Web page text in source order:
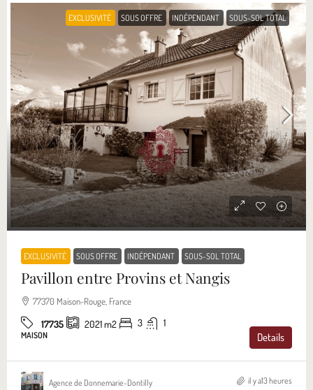
EXCLUSIVITÉ SOUS OFFRE INDÉPENDANT SOUS-SOL TOTAL
EXCLUSIVITÉ SOUS OFFRE INDÉPENDANT SOUS-SOL TOTAL
Pavillon entre Provins et Nangis
77370 Maison-Rouge, France
17735 2021m2 3 1
MAISON Details
Agence de Donnemarie-Dontilly il y a13 heures